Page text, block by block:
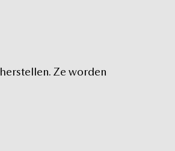
herstellen. Ze worden